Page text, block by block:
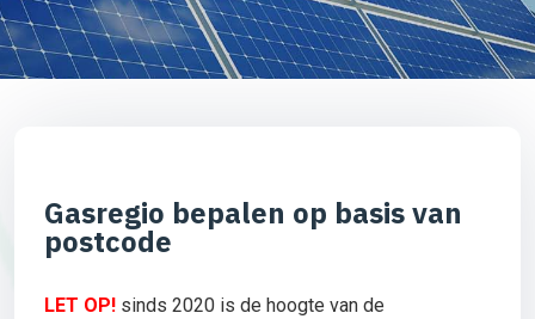
Gasregio bepalen op basis van
postcode
LET OP! sinds 2020 is de hoogte van de